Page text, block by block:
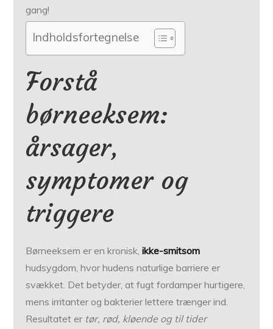
gang!
Indholdsfortegnelse
Forstå
børneeksem:
årsager,
symptomer og
triggere
Børneeksem er en kronisk,ikke-smitsom
hudsygdom, hvor hudens naturlige barriere er
svækket. Det betyder, at fugt fordamper hurtigere,
mens irritanter og bakterier lettere trænger ind.
Resultatet er tør, rød, kløende og til tider